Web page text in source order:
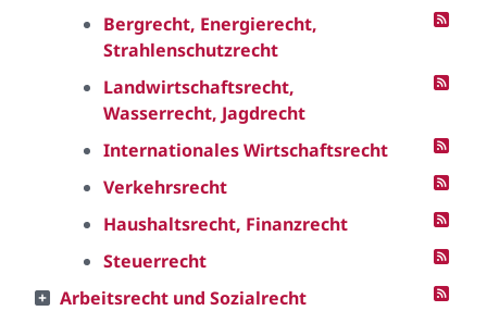
Bergrecht, Energierecht,
Strahlenschutzrecht
Landwirtschaftsrecht,
Wasserrecht, Jagdrecht
Internationales Wirtschaftsrecht
Verkehrsrecht
Haushaltsrecht, Finanzrecht
Steuerrecht
Arbeitsrecht und Sozialrecht